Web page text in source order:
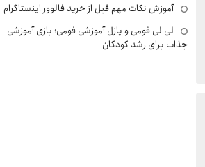
آموزش نکات مهم قبل از خرید فالوور اینستاگرام
لی لی فومی و پازل آموزشی فومی؛ بازی آموزشی
جذاب برای رشد کودکان